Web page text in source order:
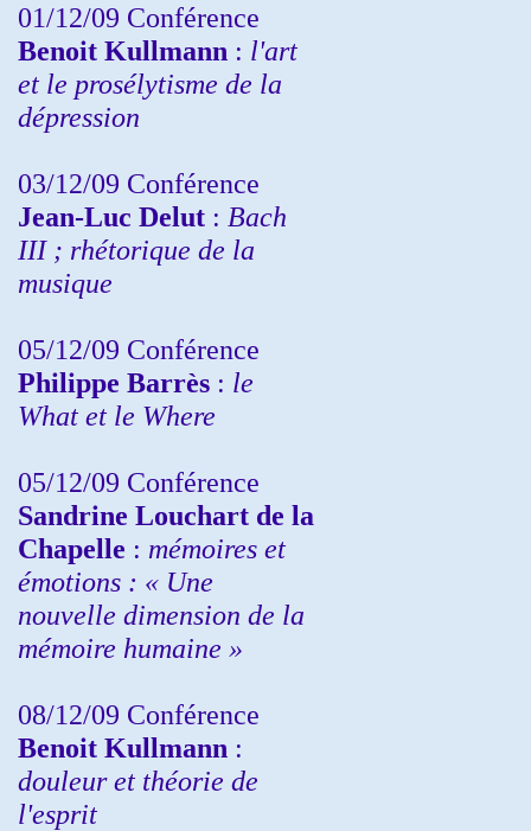
01/12/09 Conférence
Benoit Kullmann : l'art
et le prosélytisme de la
dépression
03/12/09 Conférence
Jean-Luc Delut : Bach
III ; rhétorique de la
musique
05/12/09 Conférence
Philippe Barrès : le
What et le Where
05/12/09 Conférence
Sandrine Louchart de la
Chapelle : mémoires et
émotions : « Une
nouvelle dimension de la
mémoire humaine »
08/12/09 Conférence
Benoit Kullmann :
douleur et théorie de
l'esprit